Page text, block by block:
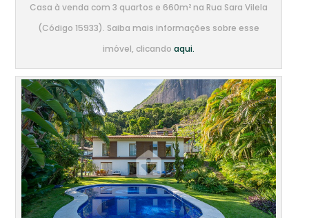
Casa à venda com 3 quartos e 660m² na Rua Sara Vilela
(Código 15933). Saiba mais informações sobre esse
imóvel, clicandoaqui.